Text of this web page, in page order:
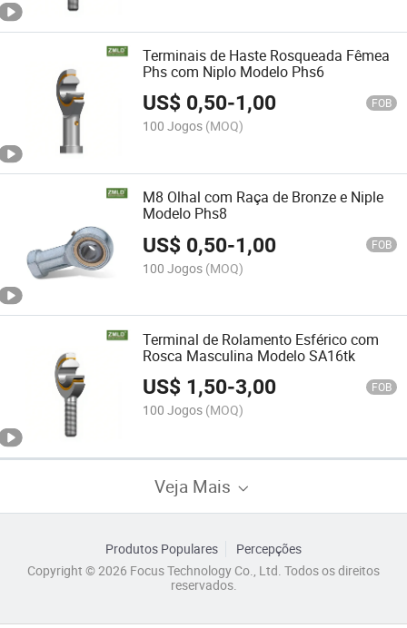
Terminais de Haste Rosqueada Fêmea
Phs com Niplo Modelo Phs6
US$ 0,50-1,00 FOB
100 Jogos (MOQ)
M8 Olhal com Raça de Bronze e Niple
Modelo Phs8
US$ 0,50-1,00 FOB
100 Jogos (MOQ)
Terminal de Rolamento Esférico com
Rosca Masculina Modelo SA16tk
US$ 1,50-3,00 FOB
100 Jogos (MOQ)
Veja Mais
Produtos Populares
Percepções
Copyright © 2026 Focus Technology Co., Ltd. Todos os direitos
reservados.